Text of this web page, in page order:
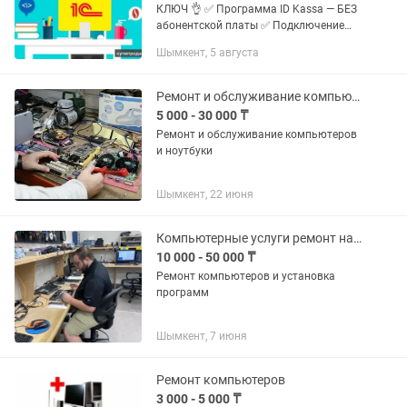
КЛЮЧ 👌 ✅ Программа ID Kassa — БЕЗ
абонентской платы ✅ Подключение
Остатки и учет товара ✅ Контроль
Шымкент, 5 августа
Ремонт и обслуживание компьютеров и ноутбуки
5 000 - 30 000 ₸
Ремонт и обслуживание компьютеров
и ноутбуки
Шымкент, 22 июня
Компьютерные услуги ремонт на выезд
10 000 - 50 000 ₸
Ремонт компьютеров и установка
программ
Шымкент, 7 июня
Ремонт компьютеров
3 000 - 5 000 ₸